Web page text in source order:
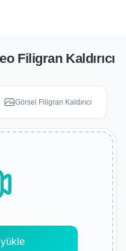
Filigran Kaldırıcı
Görsel Filigran Kaldırıcı